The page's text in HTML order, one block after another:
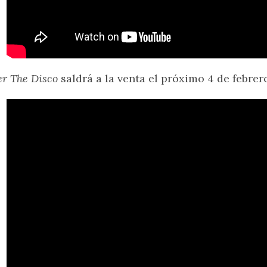
The Disco saldrá a la venta el próximo 4 de